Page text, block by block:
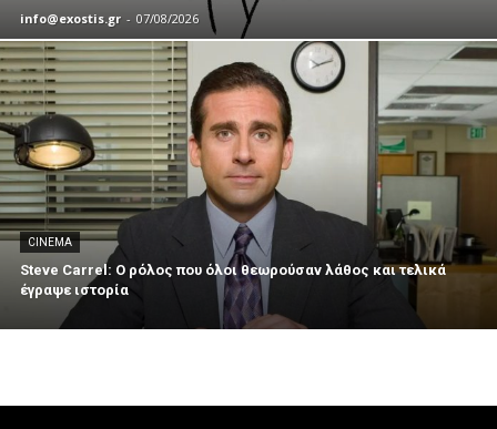
info@exostis.gr - 07/08/2026
CINEMA
Steve Carrel: Ο ρόλος που όλοι θεωρούσαν λάθος και τελικά
έγραψε ιστορία